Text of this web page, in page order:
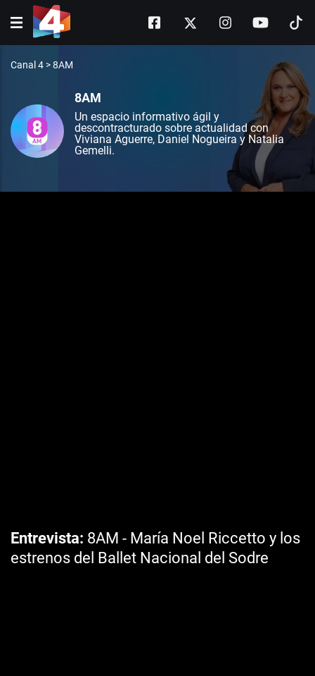
Canal 4 >8AM
8AM
Un espacio informativo ágil y
descontracturado sobre actualidad con
Viviana Aguerre, Daniel Nogueira y Natalia
Gemelli.
Entrevista 8AM - María Noel Riccetto y los
estrenos del Ballet Nacional del Sodre